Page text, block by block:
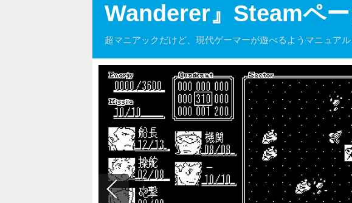
Wanderer』Steamペ
超マニアックだけど、現代ゲーマーが遊べるようマニュアル